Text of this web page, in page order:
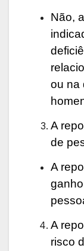
Não,
ou na
A
de
A
A
risco